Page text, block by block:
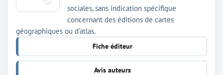
sociales, sans indication spécifique
concernant des éditions de cartes
géographiques ou d'atlas.
Fiche éditeur
Avis auteurs